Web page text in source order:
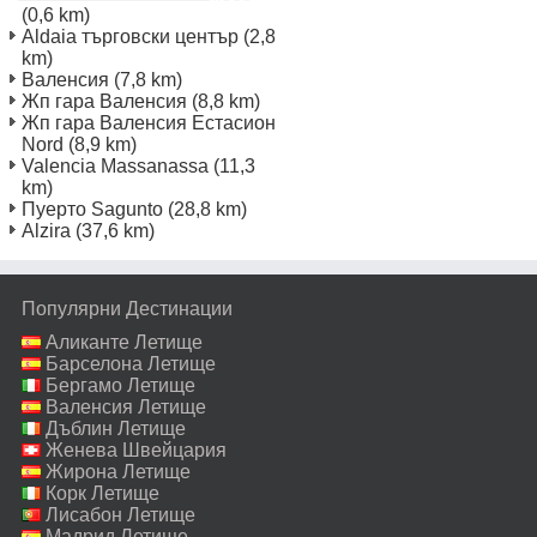
(0,6 km)
Aldaia търговски център (2,8
km)
Валенсия (7,8 km)
Жп гара Валенсия (8,8 km)
Жп гара Валенсия Естасион
Nord (8,9 km)
Valencia Massanassa (11,3
km)
Пуерто Sagunto (28,8 km)
Alzira (37,6 km)
Популярни Дестинации
Аликанте Летище
Барселона Летище
Бергамо Летище
Валенсия Летище
Дъблин Летище
Женева Швейцария
Летище
Жирона Летище
Корк Летище
Лисабон Летище